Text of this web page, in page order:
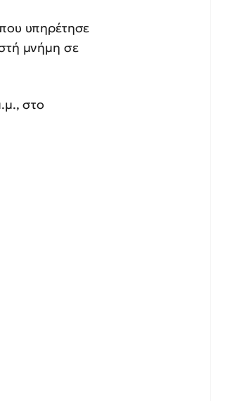
υπηρέτησε
μνήμη σε
στο